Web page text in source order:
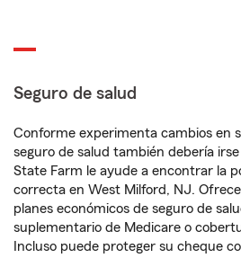
Seguro de salud
Conforme experimenta cambios en
seguro de salud también debería
State Farm le ayude a encontrar la
correcta en West Milford, NJ.
planes económicos de seguro de
suplementario de Medicare o
Incluso puede proteger su cheque